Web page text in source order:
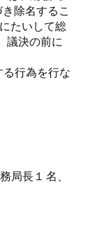
除名するこ
たいして総
議決の前に
る行為を行な
局長１ 名、